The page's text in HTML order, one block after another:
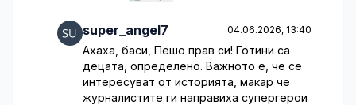
super_angel7 04.06.2026, 13:40
Ахаха, баси, Пешо прав си! Готини са
децата, определено. Важното е, че се
интересуват от историята, макар че
журналистите ги направиха супергерои